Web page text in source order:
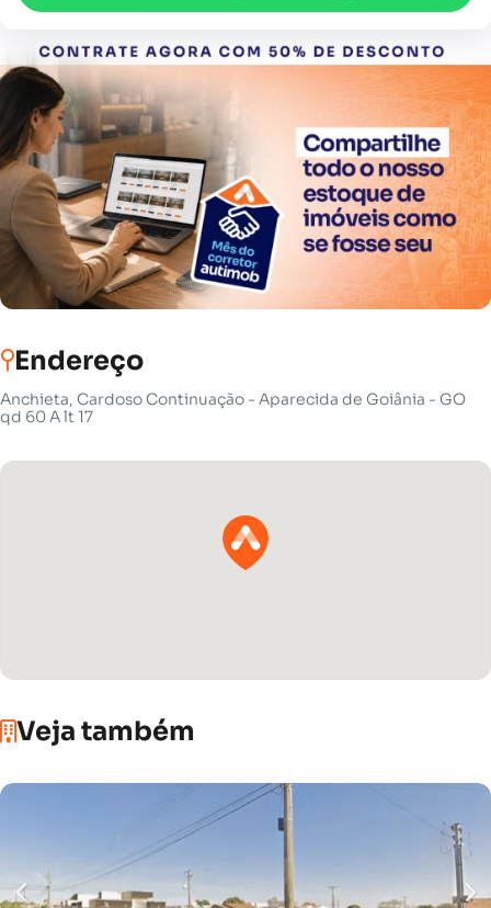
Endereço
Anchieta, Cardoso Continuação - Aparecida de Goiânia - GO
qd 60 A lt 17
Veja também